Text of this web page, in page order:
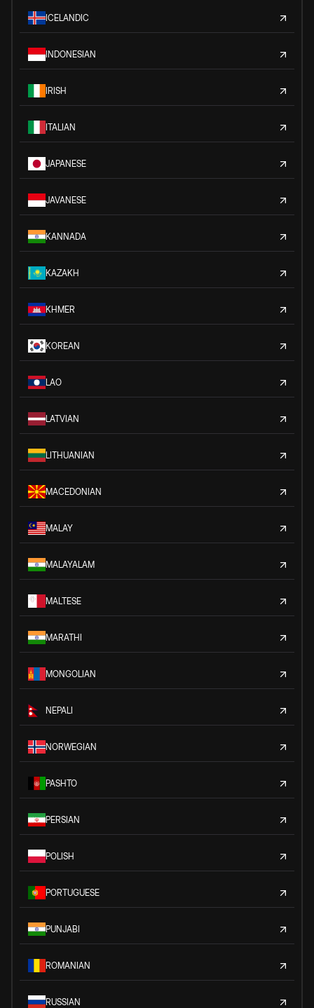
ICELANDIC
INDONESIAN
IRISH
ITALIAN
JAPANESE
JAVANESE
KANNADA
KAZAKH
KHMER
KOREAN
LAO
LATVIAN
LITHUANIAN
MACEDONIAN
MALAY
MALAYALAM
MALTESE
MARATHI
MONGOLIAN
NEPALI
NORWEGIAN
PASHTO
PERSIAN
POLISH
PORTUGUESE
PUNJABI
ROMANIAN
RUSSIAN